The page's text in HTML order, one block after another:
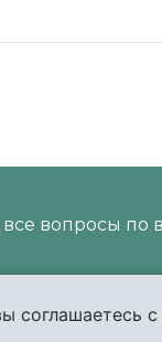
вопросы по